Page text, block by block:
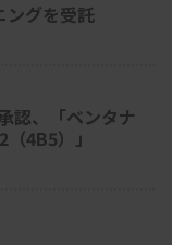
ングを受託
認、「ベンタナ
4B5）」